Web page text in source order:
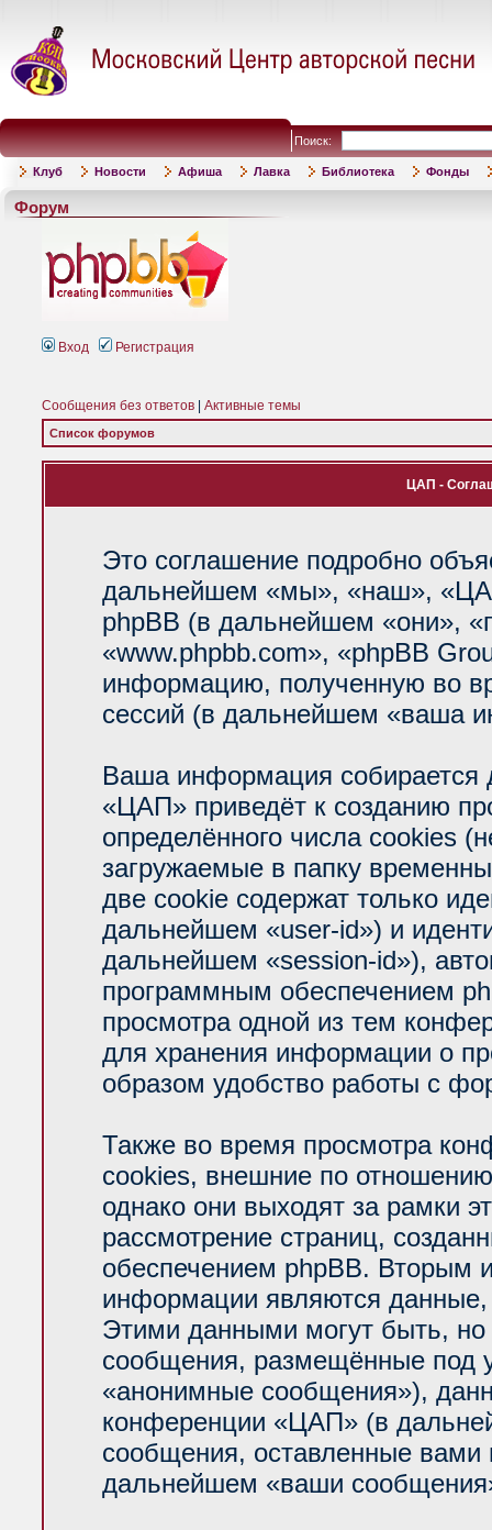
Поиск:
Клуб Новости Афиша Лавка Библиотека Фонды
Форум
Вход Регистрация
Сообщения без ответов Активные темы
Список форумов
ЦАП -
Это соглашение подробно
дальнейшем «мы», «наш»,
phpBB (в дальнейшем «они»,
«www.phpbb.com», «phpBB
информацию, полученную во
сессий (в дальнейшем «ваша
Ваша информация собирается
«ЦАП» приведёт к созданию
определённого числа cookies
загружаемые в папку
две cookie содержат только
дальнейшем «user-id») и
дальнейшем «session-id»),
программным обеспечением
просмотра одной из тем
для хранения информации о
образом удобство работы с
Также во время просмотра
cookies, внешние по
однако они выходят за рамки
рассмотрение страниц,
обеспечением phpBB. Вторым
информации являются
Этими данными могут быть,
сообщения, размещённые под
«анонимные сообщения»),
конференции «ЦАП» (в
сообщения, оставленные вами
дальнейшем «ваши